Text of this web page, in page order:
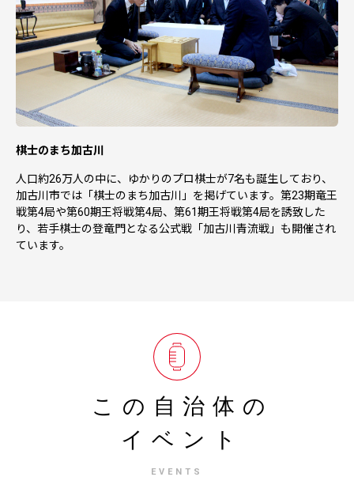
棋士のまち加古川
人口約26万人の中に、ゆかりのプロ棋士が7名も誕生しており、
加古川市では「棋士のまち加古川」を掲げています。第23期竜王
戦第4局や第60期王将戦第4局、第61期王将戦第4局を誘致した
り、若手棋士の登竜門となる公式戦「加古川青流戦」も開催され
ています。
この自治体の
イベント
EVENTS